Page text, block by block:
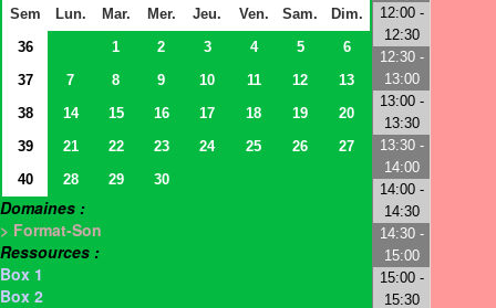
Sem Lun. Mar. Mer. Jeu. Ven. Sam.
Dim.
36
1 2 3 4 5
6
37
7 8 9 10 11 12
13
38
14 15 16 17 18 19
20
39
21 22 23 24 25 26
27
40
28 29 30
Domaines :
> Format-Son
Ressources :
Box 1
Box 2
12:00 -
12:30
12:30 -
13:00
13:00 -
13:30
13:30 -
14:00
14:00 -
14:30
14:30 -
15:00
15:00 -
15:30